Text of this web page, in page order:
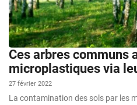
Ces arbres communs
microplastiques via
27 février 2022
La contamination des sols par les